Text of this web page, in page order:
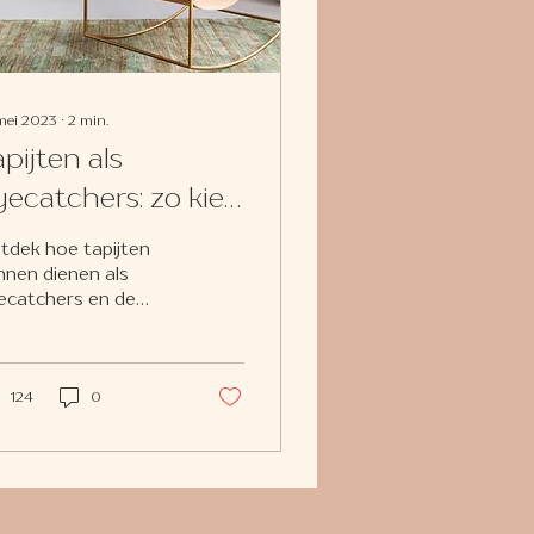
2023 ∙ 2 min.
als
zo kies
perfecte
voor jouw
hoe tapijten
dienen als
en de
geloven we...
124 0